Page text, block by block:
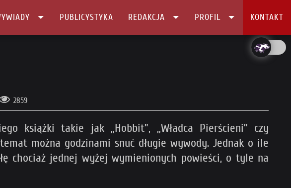
PUBLICYSTYKA REDAKCJA PROFIL KONTAKT
2859
książki takie jak „Hobbit”, „Władca Pierścieni” czy
można godzinami snuć długie wywody. Jednak o ile
chociaż jednej wyżej wymienionych powieści, o tyle na